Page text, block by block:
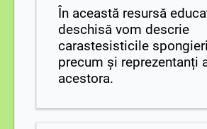
În această resursă
deschisă vom descrie
carastesisticile
precum și reprezentanți
acestora.